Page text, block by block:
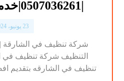
|0507036261|خدمات التنظيف
23 يونيو، 2024
التنظيف شركة تنظيف في
تنظيف في الشارقه بتقديم